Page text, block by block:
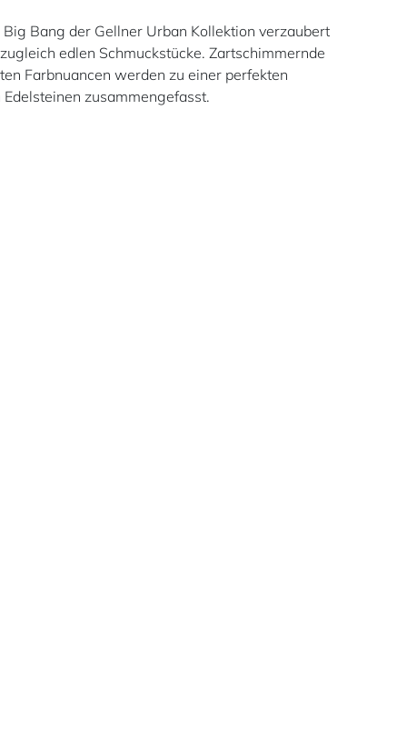
Bang der Gellner Urban Kollektion verzaubert
edlen Schmuckstücke. Zartschimmernde
Farbnuancen werden zu einer perfekten
zusammengefasst.